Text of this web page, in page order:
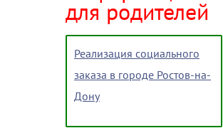
для родителей
Реализация социального
заказа в городе Ростов-на-
Дону